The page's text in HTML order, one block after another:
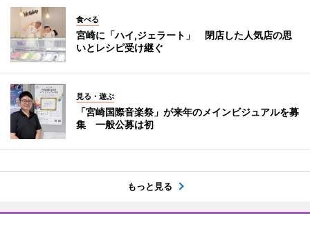
食べる
宮崎に「ハイ,ジェラート」 閉店した人気店の思
いとレシピ受け継ぐ
見る・遊ぶ
「宮崎国際音楽祭」が来年のメインビジュアルを募
集 一般公募は初
もっと見る